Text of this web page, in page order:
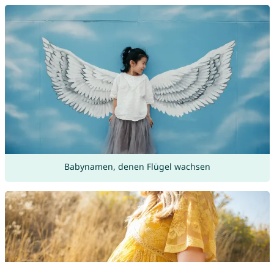
Babynamen, denen Flügel wachsen